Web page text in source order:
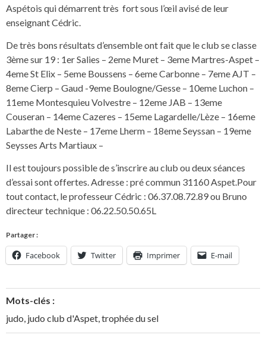
Aspétois qui démarrent très fort sous l’œil avisé de leur
enseignant Cédric.
De très bons résultats d’ensemble ont fait que le club se classe
3ème sur 19 : 1er Salies – 2eme Muret – 3eme Martres-Aspet –
4eme St Elix – 5eme Boussens – 6eme Carbonne – 7eme AJT –
8eme Cierp – Gaud -9eme Boulogne/Gesse – 10eme Luchon –
11eme Montesquieu Volvestre – 12eme JAB – 13eme
Couseran – 14eme Cazeres – 15eme Lagardelle/Lèze – 16eme
Labarthe de Neste – 17eme Lherm – 18eme Seyssan – 19eme
Seysses Arts Martiaux –
Il est toujours possible de s’inscrire au club ou deux séances
d’essai sont offertes. Adresse : pré commun 31160 Aspet.Pour
tout contact, le professeur Cédric : 06.37.08.72.89 ou Bruno
directeur technique : 06.22.50.50.65L
Partager :
Facebook Twitter Imprimer E-mail
Mots-clés :
judo, judo club d'Aspet,trophée du sel